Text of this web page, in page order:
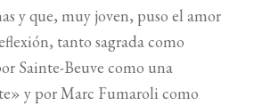
y que, muy joven, puso el amor
tanto sagrada como
Sainte-Beuve como una
y por Marc Fumaroli como